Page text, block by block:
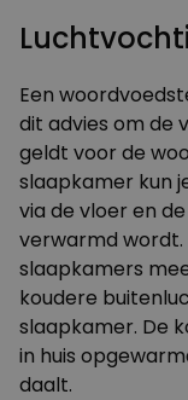
Een
dit advies om de
geldt voor de
slaapkamer kun
via de vloer en
verwarmd wordt.
slaapkamers
koudere
slaapkamer. De
in huis
daalt.